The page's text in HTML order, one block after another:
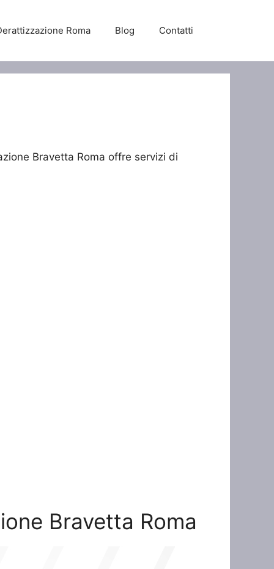
Roma Blog Contatti
Bravetta Roma offre servizi di
Bravetta Roma